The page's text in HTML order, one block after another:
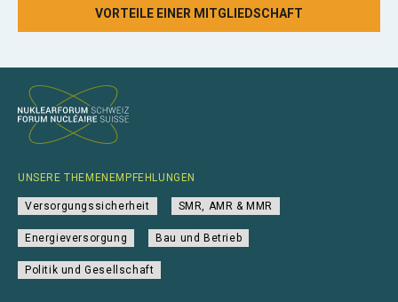
VORTEILE EINER MITGLIEDSCHAFT
UNSERE THEMENEMPFEHLUNGEN
Versorgungssicherheit SMR, AMR & MMR
Energieversorgung Bau und Betrieb
Politik und Gesellschaft